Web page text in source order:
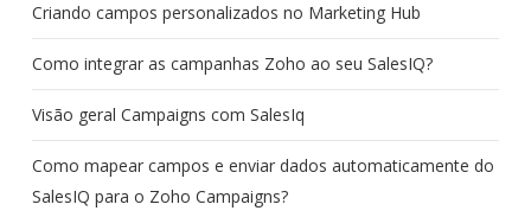
Criando campos personalizados no Marketing Hub
Como integrar as campanhas Zoho ao seu SalesIQ?
Visão geral Campaigns com SalesIq
Como mapear campos e enviar dados automaticamente do
SalesIQ para o Zoho Campaigns?